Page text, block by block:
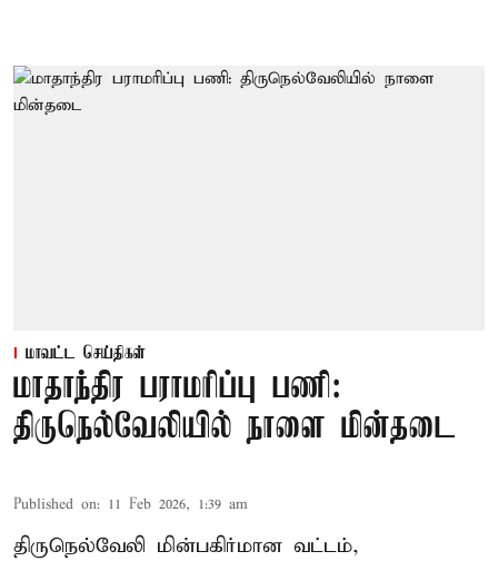
மாவட்ட செய்திகள்
மாதாந்திர பராமரிப்பு பணி:
திருநெல்வேலியில் நாளை மின்தடை
Published on: 11 Feb 2026, 1:39 am
திருநெல்வேலி மின்பகிர்மான வட்டம்,